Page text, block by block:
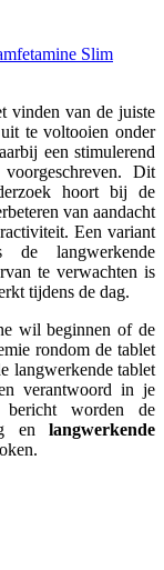
vinden van de juiste
te voltooien onder
een stimulerend
Dit
hoort bij de
van aandacht
Een variant
langwerkende
te verwachten is
tijdens de dag.
wil beginnen of de
rondom de tablet
langwerkende tablet
verantwoord in je
worden de
en langwerkende